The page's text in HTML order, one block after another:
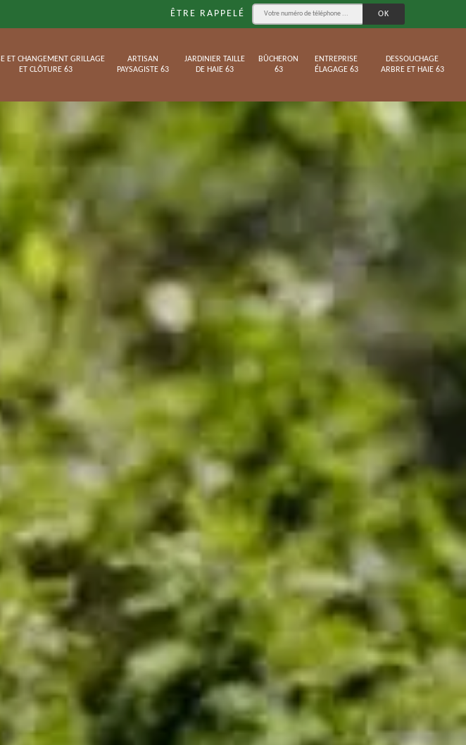
ÊTRE RAPPELÉ
ET CHANGEMENT GRILLAGE
ET CLÔTURE 63
ARTISAN
PAYSAGISTE 63
JARDINIER TAILLE
DE HAIE 63
BÛCHERON
63
ENTREPRISE
ÉLAGAGE 63
DESSOUCHAGE
ARBRE ET HAIE 63